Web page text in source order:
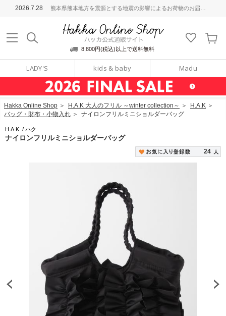
2026.7.28 熊本県熊本地方を震源とする地震の影響によるお荷物のお届けについて
8,800円(税込)以上で送料無料
LADY'S kids & baby Madu
通販サイト
Hakka Online Shop ＞ H.A.K 大人のフリル ～winter collection～ ＞ H.A.K ＞
バッグ・財布・小物入れ ＞ ナイロンフリルミニショルダーバッグ
H.A.K / ハク
ナイロンフリルミニショルダーバッグ
24